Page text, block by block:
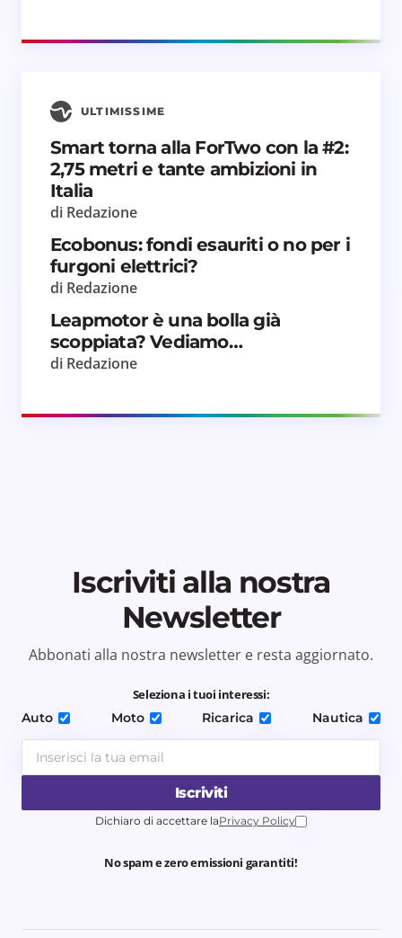
ULTIMISSIME
Smart torna alla ForTwo con la #2:
2,75 metri e tante ambizioni in
Italia
di Redazione
Ecobonus: fondi esauriti o no per i
furgoni elettrici?
di Redazione
Leapmotor è una bolla già
scoppiata? Vediamo…
di Redazione
Iscriviti alla nostra
Newsletter
Abbonati alla nostra newsletter e resta aggiornato.
Seleziona i tuoi interessi:
Auto
Moto Ricarica Nautica
Iscriviti
Dichiaro di accettare laPrivacy Policy
No spam e zero emissioni garantiti!